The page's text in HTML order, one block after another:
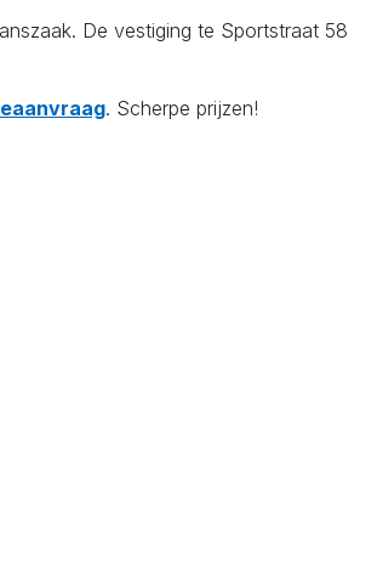
De vestiging te Sportstraat 58
. Scherpe prijzen!